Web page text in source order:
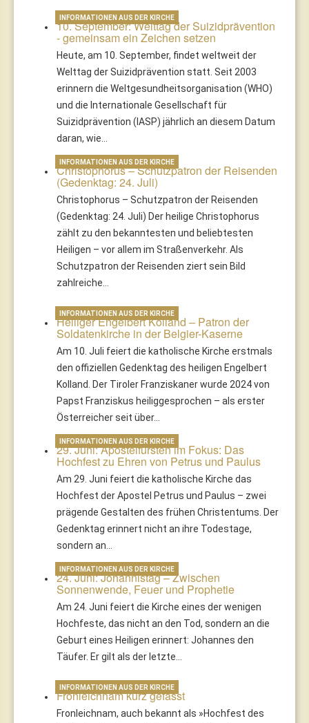
10. September: Welttag der Suizidprävention
- gemeinsam ein Zeichen setzen
Heute, am 10. September, findet weltweit der
Welttag der Suizidprävention statt. Seit 2003
erinnern die Weltgesundheitsorganisation (WHO)
und die Internationale Gesellschaft für
Suizidprävention (IASP) jährlich an diesem Datum
daran, wie…
INFORMATIONEN AUS DER KIRCHE
Christophorus – Schutzpatron der Reisenden
(Gedenktag: 24. Juli)
Christophorus – Schutzpatron der Reisenden
(Gedenktag: 24. Juli) Der heilige Christophorus
zählt zu den bekanntesten und beliebtesten
Heiligen – vor allem im Straßenverkehr. Als
Schutzpatron der Reisenden ziert sein Bild
zahlreiche…
INFORMATIONEN AUS DER KIRCHE
Heiliger Engelbert Kolland – Patron der
Soldatenkirche in der Belgier-Kaserne
Am 10. Juli feiert die katholische Kirche erstmals
den offiziellen Gedenktag des heiligen Engelbert
Kolland. Der Tiroler Franziskaner wurde 2024 von
Papst Franziskus heiliggesprochen – als erster
Österreicher seit über…
INFORMATIONEN AUS DER KIRCHE
29. Juni: Apostelfürsten im Fokus: Das
Hochfest zu Ehren von Petrus und Paulus
Am 29. Juni feiert die katholische Kirche das
Hochfest der Apostel Petrus und Paulus – zwei
prägende Gestalten des frühen Christentums. Der
Gedenktag erinnert nicht an ihre Todestage,
sondern an…
INFORMATIONEN AUS DER KIRCHE
24. Juni: Johannistag – Zwischen
Sonnenwende, Feuer und Prophetie
Am 24. Juni feiert die Kirche eines der wenigen
Hochfeste, das nicht an den Tod, sondern an die
Geburt eines Heiligen erinnert: Johannes den
Täufer. Er gilt als der letzte…
INFORMATIONEN AUS DER KIRCHE
Fronleichnam kurz gefasst
Fronleichnam, auch bekannt als »Hochfest des
INFORMATIONEN AUS DER KIRCHE